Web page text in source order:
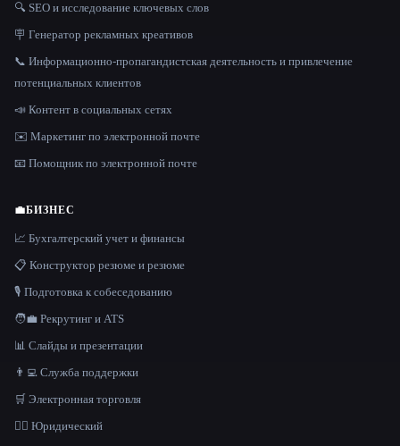
🔍 SEO и исследование ключевых слов
🪧 Генератор рекламных креативов
📞 Информационно-пропагандистская деятельность и привлечение
потенциальных клиентов
📣 Контент в социальных сетях
✉️ Маркетинг по электронной почте
📧 Помощник по электронной почте
💼БИЗНЕС
📈 Бухгалтерский учет и финансы
📋 Конструктор резюме и резюме
🎙️ Подготовка к собеседованию
🧑‍💼 Рекрутинг и ATS
📊 Слайды и презентации
👨‍💻 Служба поддержки
🛒 Электронная торговля
👩‍⚖️ Юридический